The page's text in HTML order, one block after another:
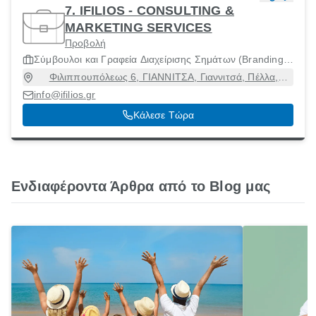
7. ΙFILIOS - CONSULTING &
MARKETING SERVICES
Προβολή
Σύμβουλοι και Γραφεία Διαχείρισης Σημάτων (Branding)
και Γραφικού Σχεδιασμού
Φιλιππουπόλεως 6, ΓΙΑΝΝΙΤΣΑ, Γιαννιτσά, Πέλλα,
info@ifilios.gr
Κάλεσε Τώρα
Ενδιαφέροντα Άρθρα από το Blog μας